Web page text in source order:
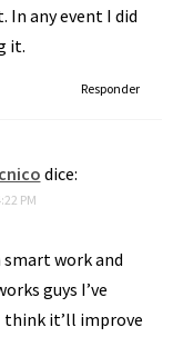
any event I did
it.
Responder
dice:
PM
smart work and
guys I’ve
think it’ll improve